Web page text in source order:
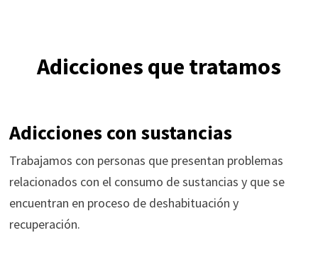
Adicciones que tratamos
Adicciones con sustancias
Trabajamos con personas que presentan problemas
relacionados con el consumo de sustancias y que se
encuentran en proceso de deshabituación y
recuperación.